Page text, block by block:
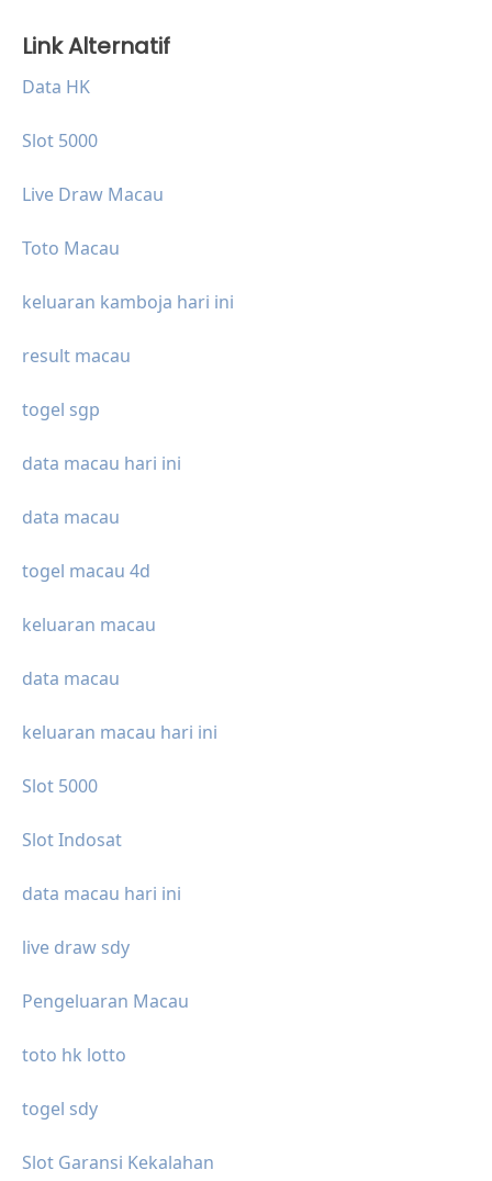
Link Alternatif
Data HK
Slot 5000
Live Draw Macau
Toto Macau
keluaran kamboja hari ini
result macau
togel sgp
data macau hari ini
data macau
togel macau 4d
keluaran macau
data macau
keluaran macau hari ini
Slot 5000
Slot Indosat
data macau hari ini
live draw sdy
Pengeluaran Macau
toto hk lotto
togel sdy
Slot Garansi Kekalahan